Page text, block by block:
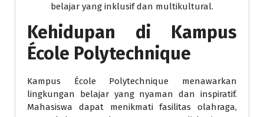
belajar yang inklusif dan multikultural.
Kehidupan di Kampus
École Polytechnique
Kampus École Polytechnique menawarkan
lingkungan belajar yang nyaman dan inspiratif.
Mahasiswa dapat menikmati fasilitas olahraga,